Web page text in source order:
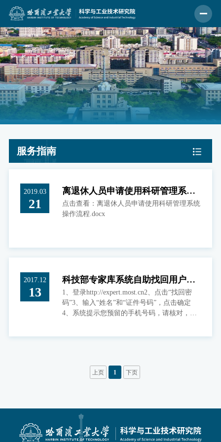
服务指南
2019.03
21
离退休人员申请使用科研管理系统
操作流程
点击查看：离退休人员申请使用科研管理系统
操作流程.docx
2017.12
13
科技部专家库系统自助找回用户名
密码及加入的方法
1、登录http://expert.most.cn2、点击“找回密
码”3、输入“姓名”和“证件号码”，点击确定
4、系统提示您预留的手机号码，请核对，如
名、身份证号码、手机号码、邮箱等信息发送
到ycui@hit.edu.cn，并说明要加入专家库。
我们无法修改您的任何信息，所以无法帮助到
您。3、您登陆系统后，请在基本信息里查看
单位信息，是否为哈尔滨工业大学，如果不
上页 1 下页